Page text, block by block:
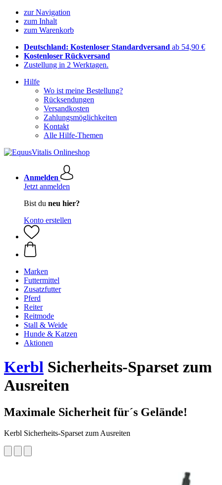
zur Navigation
zum Inhalt
zum Warenkorb
Deutschland: Kostenloser Standardversand ab 54,90 €
Kostenloser Rückversand
Zustellung in 2 Werktagen.
Hilfe
Wo ist meine Bestellung?
Rücksendungen
Versandkosten
Zahlungsmöglichkeiten
Kontakt
Alle Hilfe-Themen
Anmelden
Jetzt anmelden
Bist du neu hier?
Konto erstellen
Marken
Futtermittel
Zusatzfutter
Pferd
Reiter
Reitmode
Stall & Weide
Hunde & Katzen
Aktionen
Kerbl Sicherheits-Sparset zum
Ausreiten
Maximale Sicherheit für´s Gelände!
Kerbl Sicherheits-Sparset zum Ausreiten